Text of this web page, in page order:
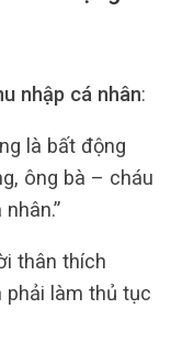
nhập cá nhân:
là bất động
ông bà – cháu
thân thích
phải làm thủ tục